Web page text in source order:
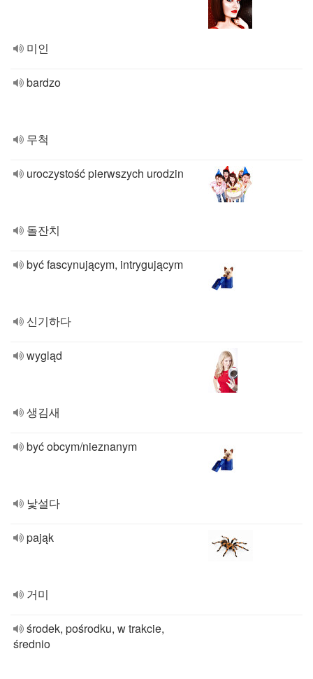
미인
bardzo
무척
uroczystość pierwszych urodzin
돌잔치
być fascynującym, intrygującym
신기하다
wygląd
생김새
być obcym/nieznanym
낯설다
pająk
거미
środek, pośrodku, w trakcie,
średnio